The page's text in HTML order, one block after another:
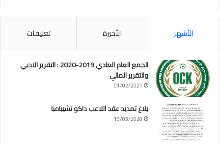
الأشهر الأخيرة تعليقات
الجمع العام العادي 2019-2020 : التقرير الادبي
والتقرير المالي
01/02/2021
بلاغ تمديد عقد اللاعب داكو تشيبامبا
13/03/2020